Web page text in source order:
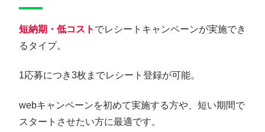
短納期・低コスト でレシートキャンペーンが実施でき
るタイプ。
1応募につき3枚までレシート登録が可能。
webキャンペーンを初めて実施する方や、短い期間で
スタートさせたい方に最適です。